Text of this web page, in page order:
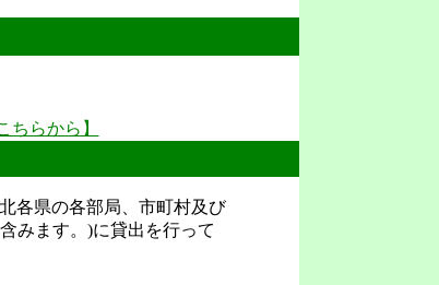
ちらから】
各県の各部局、市町村及び
みます。)に貸出を行って